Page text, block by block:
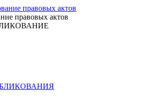
правовых актов